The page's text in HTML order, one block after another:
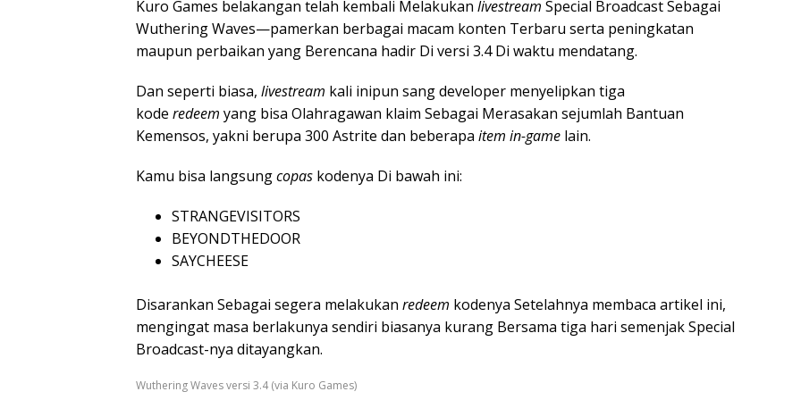
Kuro Games belakangan telah kembali Melakukan livestream Special Broadcast Sebagai
Wuthering Waves—pamerkan berbagai macam konten Terbaru serta peningkatan
maupun perbaikan yang Berencana hadir Di versi 3.4 Di waktu mendatang.
Dan seperti biasa, livestream kali inipun sang developer menyelipkan tiga
kode redeem yang bisa Olahragawan klaim Sebagai Merasakan sejumlah Bantuan
Kemensos, yakni berupa 300 Astrite dan beberapa item in-game lain.
Kamu bisa langsungcopas kodenya Di bawah ini:
STRANGEVISITORS
BEYONDTHEDOOR
SAYCHEESE
Disarankan Sebagai segera melakukan redeem kodenya Setelahnya membaca artikel ini,
mengingat masa berlakunya sendiri biasanya kurang Bersama tiga hari semenjak Special
Broadcast-nya ditayangkan.
Wuthering Waves versi 3.4 (via Kuro Games)